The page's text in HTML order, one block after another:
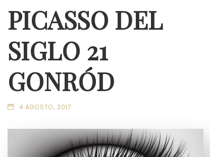
PICASSO DEL
SIGLO 21
GONRÓD
4 AGOSTO, 2017